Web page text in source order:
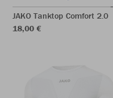
JAKO Tanktop Comfort 2.0
18,00 €